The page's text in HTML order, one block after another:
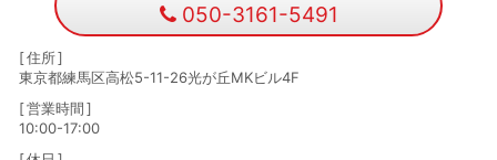
050-3161-5491
住所
東京都練馬区高松5-11-26光が丘MKビル4F
営業時間
10:00-17:00